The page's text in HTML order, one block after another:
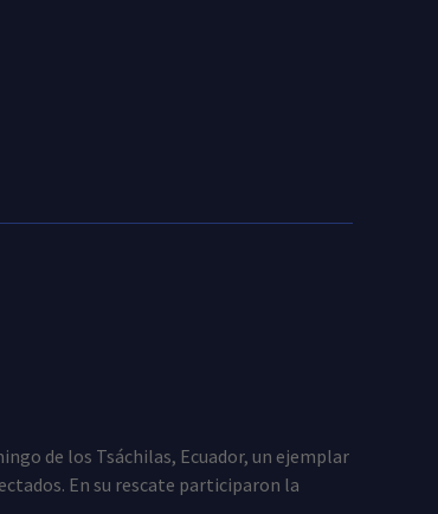
de los Tsáchilas, Ecuador, un ejemplar
En su rescate participaron la